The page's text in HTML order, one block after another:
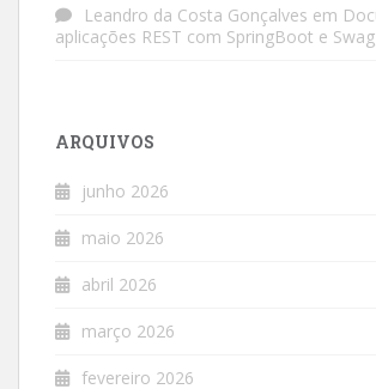
Leandro da Costa Gonçalves em
aplicações REST com SpringBoot e
ARQUIVOS
junho 2026
maio 2026
abril 2026
março 2026
fevereiro 2026